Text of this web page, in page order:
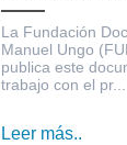
La Fundación
Manuel Ungo
publica este
trabajo con el pr...
Leer más..